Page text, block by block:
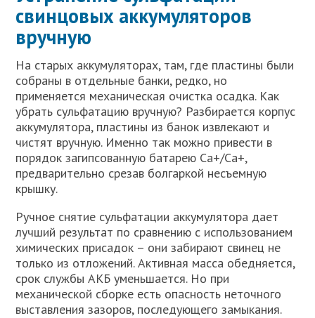
свинцовых аккумуляторов
вручную
На старых аккумуляторах, там, где пластины были
собраны в отдельные банки, редко, но
применяется механическая очистка осадка. Как
убрать сульфатацию вручную? Разбирается корпус
аккумулятора, пластины из банок извлекают и
чистят вручную. Именно так можно привести в
порядок загипсованную батарею Ca+/Ca+,
предварительно срезав болгаркой несъемную
крышку.
Ручное снятие сульфатации аккумулятора дает
лучший результат по сравнению с использованием
химических присадок – они забирают свинец не
только из отложений. Активная масса обедняется,
срок службы АКБ уменьшается. Но при
механической сборке есть опасность неточного
выставления зазоров, последующего замыкания.